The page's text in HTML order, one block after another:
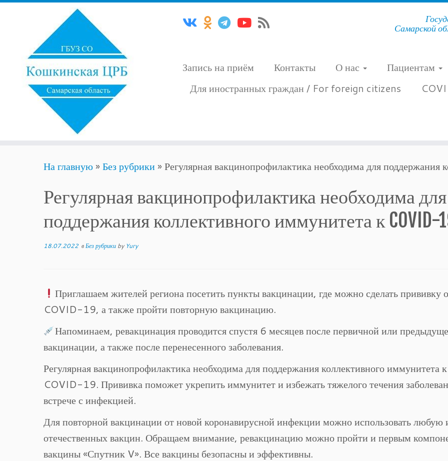
Самарской
Запись на приём Контакты О нас
Пациентам
Для иностранных граждан / For foreign citizens
На главную»Без рубрики»Регулярная вакцинопрофилактика необходима для
Регулярная вакцинопрофилактика необходима для
поддержания коллективного иммунитета к COVID-
18.07.2022 вБез рубрики by Yury
Приглашаем жителей региона посетить пункты вакцинации, где можно сделать прививку
COVID-19, а также пройти повторную вакцинацию.
Напоминаем, ревакцинация проводится спустя 6 месяцев после первичной или
вакцинации, а также после перенесенного заболевания.
Регулярная вакцинопрофилактика необходима для поддержания коллективного иммунитета к
COVID-19. Прививка поможет укрепить иммунитет и избежать тяжелого течения
встрече с инфекцией.
Для повторной вакцинации от новой коронавирусной инфекции можно использовать любую
отечественных вакцин. Обращаем внимание, ревакцинацию можно пройти и первым
вакцины «Спутник V». Все вакцины безопасны и эффективны.